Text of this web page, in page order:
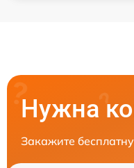
Нужна
Закажите